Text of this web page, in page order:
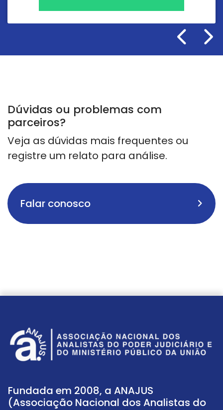
Dúvidas ou problemas com
parceiros?
Veja as dúvidas mais frequentes ou
registre um relato para análise.
Falar conosco
Fundada em 2008, a ANAJUS
(Associação Nacional dos Analistas do